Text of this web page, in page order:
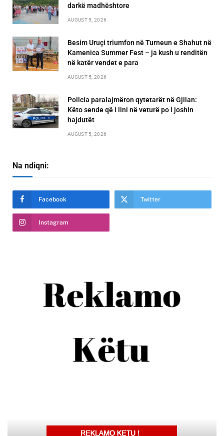
darkë madhështore
AUGUST 5, 2026
Besim Uruçi triumfon në Turneun e Shahut në
Kamenica Summer Fest – ja kush u renditën
në katër vendet e para
AUGUST 5, 2026
Policia paralajmëron qytetarët në Gjilan:
Këto sende që i lini në veturë po i joshin
hajdutët
AUGUST 5, 2026
Na ndiqni:
Facebook Twitter
Instagram